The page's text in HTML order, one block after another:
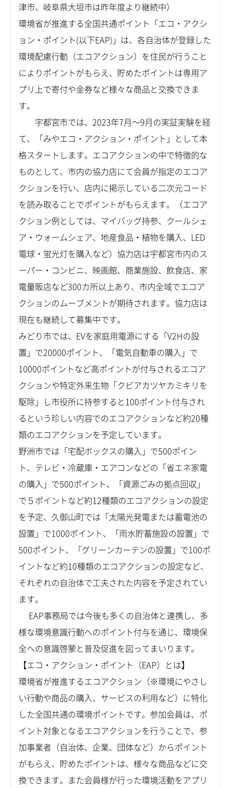
津市、岐阜県大垣市は昨年度より継続中）
環境省が推進する全国共通ポイント「エコ・アクシ
ョン・ポイント(以下EAP)」は、各自治体が登録した
環境配慮行動（エコアクション）を住民が行うこと
によりポイントがもらえ、貯めたポイントは専用ア
プリ上で寄付や金券など様々な商品と交換できま
す。
宇都宮市では、2023年7月～9月の実証実験を経
て、「みやエコ・アクション・ポイント」として本
格スタートします。エコアクションの中で特徴的な
ものとして、市内の協力店にて会員が指定のエコア
クションを行い、店内に掲示している二次元コード
を読み取ることでポイントがもらえます。（エコア
クション例としては、マイバッグ持参、クールシェ
ア・ウォームシェア、地産食品・植物を購入、LED
電球・蛍光灯を購入など）協力店は宇都宮市内のス
ーパー・コンビニ、映画館、商業施設、飲食店、家
電量販店など300カ所以上あり、市内全域でエコア
クションのムーブメントが期待されます。協力店は
現在も継続して募集中です。
みどり市では、EVを家庭用電源にする「V2Hの設
置」で20000ポイント、「電気自動車の購入」で
10000ポイントなど高ポイントが付与されるエコア
クションや特定外来生物「クビアカツヤカミキリを
駆除」し市役所に持参すると100ポイント付与され
るという珍しい内容でのエコアクションなど約20種
類のエコアクションを予定しています。
野洲市では「宅配ボックスの購入」で500ポイン
ト、テレビ・冷蔵庫・エアコンなどの「省エネ家電
の購入」で500ポイント、「資源ごみの拠点回収」
で５ポイントなど約12種類のエコアクションの設定
を予定、久御山町では「太陽光発電または蓄電池の
設置」で1000ポイント、「雨水貯蓄施設の設置」で
500ポイント、「グリーンカーテンの設置」で100ポ
イントなど約10種類のエコアクションの設定など、
それぞれの自治体で工夫された内容を予定されてい
ます。
EAP事務局では今後も多くの自治体と連携し、多
様な環境意識行動へのポイント付与を通じ、環境保
全への意識啓蒙と普及促進を図ってまいります。
【エコ・アクション・ポイント（EAP）とは】
環境省が推進するエコアクション（※環境にやさし
い行動や商品の購入、サービスの利用など）に特化
した全国共通の環境ポイントです。参加会員は、ポ
イント対象となるエコアクションを行うことで、参
加事業者（自治体、企業、団体など）からポイント
がもらえ、貯めたポイントは、様々な商品などに交
換できます。また会員様が行った環境活動をアプリ